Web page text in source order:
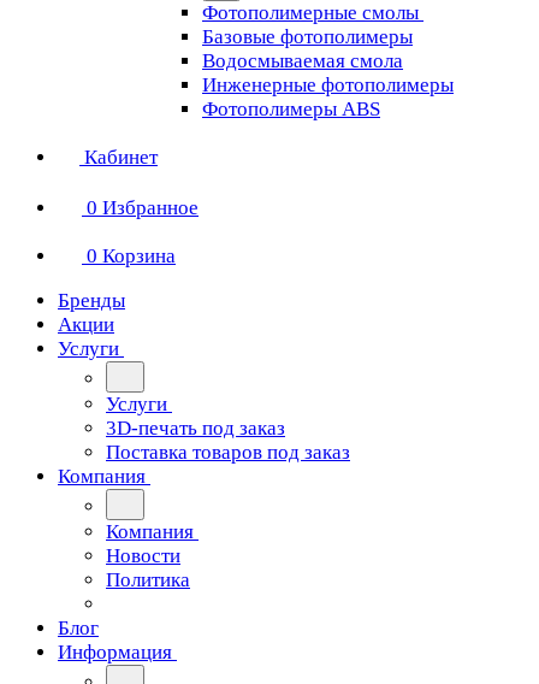
Фотополимерные смолы
Базовые фотополимеры
Водосмываемая смола
Инженерные фотополимеры
Фотополимеры ABS
Кабинет
0 Избранное
0 Корзина
Бренды
Акции
Услуги
Услуги
3D-печать под заказ
Поставка товаров под заказ
Компания
Компания
Новости
Политика
Блог
Информация